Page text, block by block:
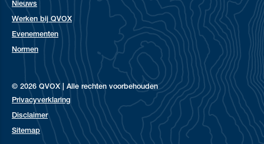
Nieuws
Werken bij QVOX
Evenementen
Normen
© 2026 QVOX | Alle rechten voorbehouden
Privacyverklaring
Disclaimer
Sitemap